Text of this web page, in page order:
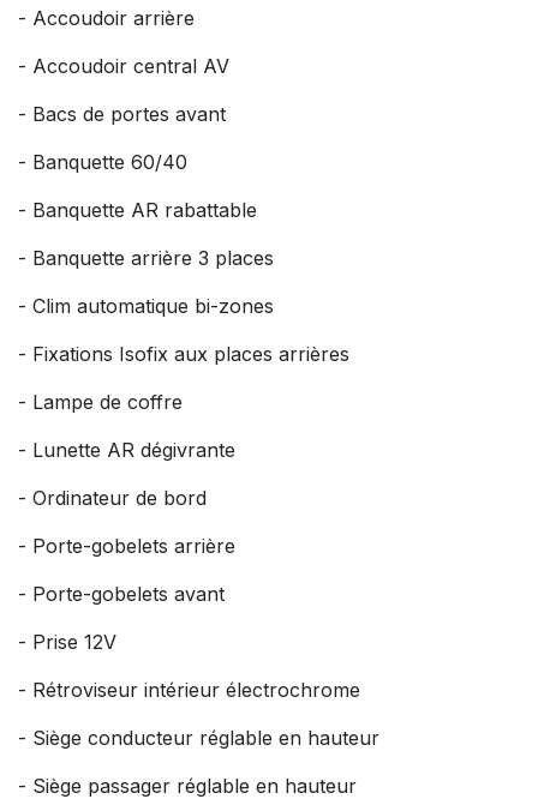
- Accoudoir arrière
- Accoudoir central AV
- Bacs de portes avant
- Banquette 60/40
- Banquette AR rabattable
- Banquette arrière 3 places
- Clim automatique bi-zones
- Fixations Isofix aux places arrières
- Lampe de coffre
- Lunette AR dégivrante
- Ordinateur de bord
- Porte-gobelets arrière
- Porte-gobelets avant
- Prise 12V
- Rétroviseur intérieur électrochrome
- Siège conducteur réglable en hauteur
- Siège passager réglable en hauteur